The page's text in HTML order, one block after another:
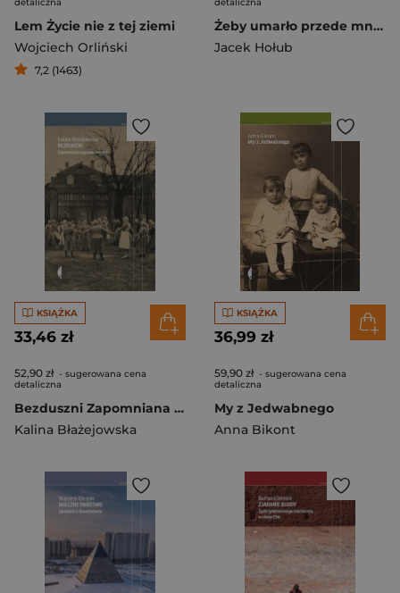
Lem Życie nie z tej ziemi
Wojciech Orliński
7,2 (1463)
Żeby umarło przede mną Opowieści matek niepełnosprawnych dzieci
Jacek Hołub
KSIĄŻKA
33,46 zł
52,90 zł - sugerowana cena
detaliczna
Bezduszni Zapomniana zagłada chorych
Kalina Błażejowska
KSIĄŻKA
36,99 zł
59,90 zł - sugerowana cena
detaliczna
My z Jedwabnego
Anna Bikont